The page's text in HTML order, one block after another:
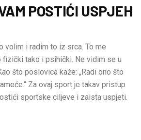
POSTIĆI USPJEH
volim i radim to iz srca. To me
fizički tako i psihički. Ne vidim se u
što poslovica kaže: „Radi ono što
Za ovaj sport je takav pristup
sportske ciljeve i zaista uspjeti.